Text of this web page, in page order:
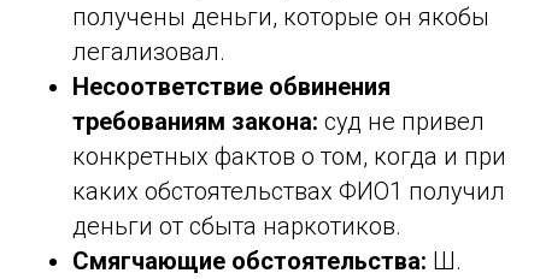
получены деньги, которые он якобы
легализовал.
Несоответствие обвинения
требованиям закона: суд не привел
конкретных фактов о том, когда и при
каких обстоятельствах ФИО1 получил
деньги от сбыта наркотиков.
Смягчающие обстоятельства: Ш.